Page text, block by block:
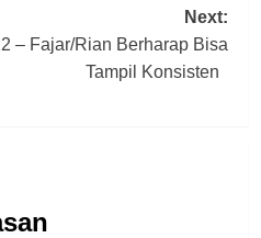
Next:
– Fajar/Rian Berharap Bisa
Tampil Konsisten